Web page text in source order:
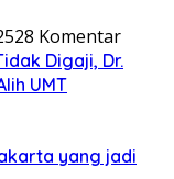
28 Komentar
Digaji, Dr.
UMT
yang jadi